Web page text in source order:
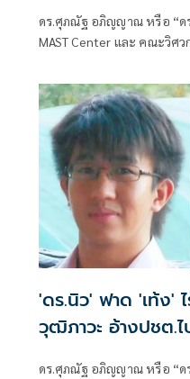
ดร.ศุภณัฐ อภิญญาณ หรือ “ด
MAST Center และ คณะวิศ
ดันให้
'ดร.นิว' ฟาด 'เท้ง'
วุฒิภาวะ อ้างปชต.ไปเรื่อย แบบนกแก้วนก
ดร.ศุภณัฐ อภิญญาณ หรือ “ด